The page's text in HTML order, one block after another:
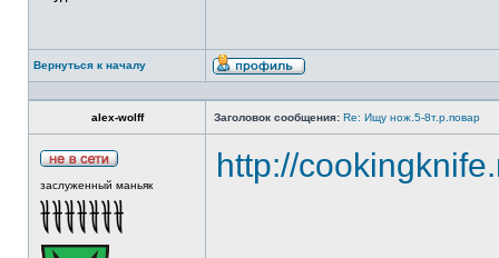
Вернуться к началу
alex-wolff Заголовок сообщения: Re: Ищу нож.5-8т.р.повар
заслуженный маньяк
http://